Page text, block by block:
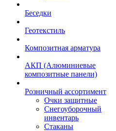
Беседки
Геотекстиль
Композитная арматура
АКП (Алюминиевые
композитные панели)
Розничный ассортимент
Очки защитные
Снегоуборочный
инвентарь
Стаканы